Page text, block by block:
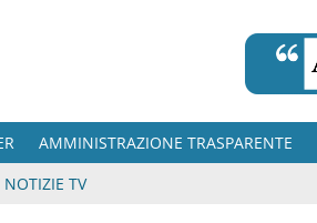
AMMINISTRAZIONE TRASPARENTE
NOTIZIE TV